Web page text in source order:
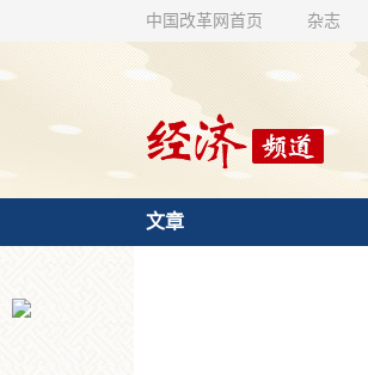
中国改革网首页 杂志
文章